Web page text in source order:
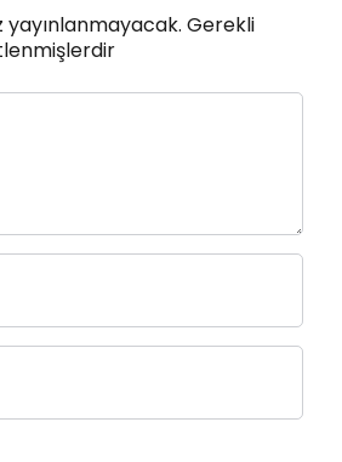
Gerekli